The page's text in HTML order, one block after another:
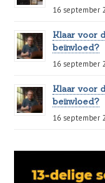
16 september
Klaar voor
beïnvloed?
16 september
Klaar voor
beïnvloed?
16 september